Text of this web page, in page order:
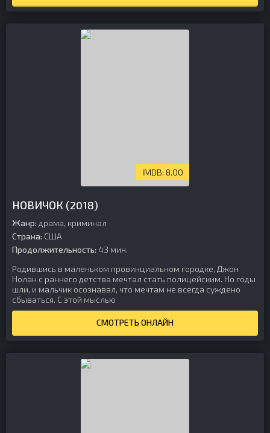
8.00
НОВИЧОК (2018)
Жанр: драма, криминал
Страна: США
Продолжительность: 43 мин.
Родившись в маленьком провинциальном городке, Джон
Нолан с раннего детства мечтал стать полицейским. Но годы
шли, и мальчик осознавал, что мечтам не всегда суждено
сбываться. С этой мыслью
СМОТРЕТЬ ОНЛАЙН